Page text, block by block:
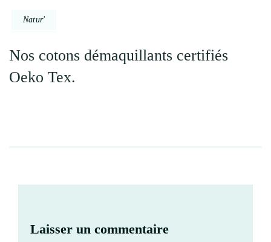
Natur'
Nos cotons démaquillants certifiés
Oeko Tex.
Laisser un commentaire